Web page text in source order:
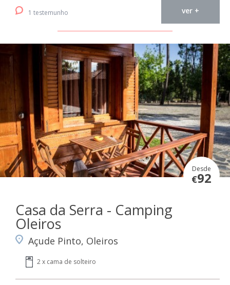
1 testemunho ver +
Desde
€92
Casa da Serra - Camping
Oleiros
Açude Pinto, Oleiros
2 x cama de solteiro